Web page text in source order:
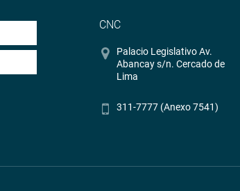
CNC
Palacio Legislativo Av.
Abancay s/n. Cercado de
Lima
311-7777 (Anexo 7541)